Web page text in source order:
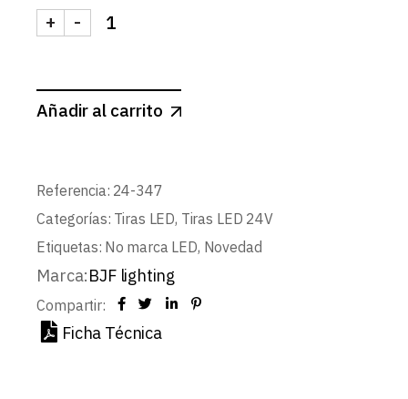
TIRA 24V PRO 14,4W/m 60LED SMD5050 IP67
-
+
Añadir al carrito
Referencia: 24-347
Categorías: Tiras LED, Tiras LED 24V
Etiquetas: No marca LED, Novedad
Marca:BJF lighting
Compartir:
Ficha Técnica